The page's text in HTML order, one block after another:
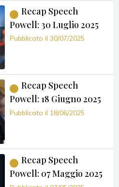
Recap Speech
Powell: 30 Luglio 2025
Pubblicato il 30/07/2025
Recap Speech
Powell: 18 Giugno 2025
Pubblicato il 18/06/2025
Recap Speech
Powell: 07 Maggio 2025